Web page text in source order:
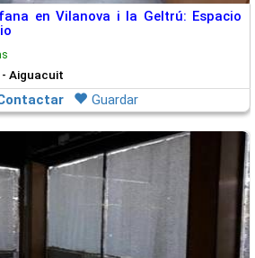
en Vilanova i la Geltrú: Espacio
- Aiguacuit
Guardar